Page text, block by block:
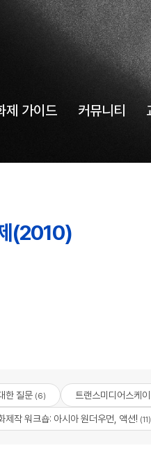
제 가이드 커뮤니티
(2010)
한 질문 (6) 트랜스미디어스케
제작 워크숍: 아시아 원더우먼, 액션! (11)